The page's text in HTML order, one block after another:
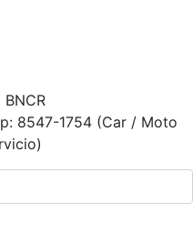
8547-1754 (Car / Moto